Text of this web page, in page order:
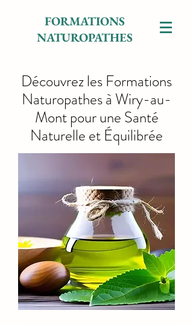
FORMATIONS
NATUROPATHES
Découvrez les Formations
Naturopathes à Wiry-au-
Mont pour une Santé
Naturelle et Équilibrée